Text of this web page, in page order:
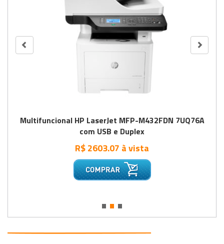
Multifuncional HP LaserJet MFP-M432FDN 7UQ76A
com USB e Duplex
R$ 2603.07 à vista
•••